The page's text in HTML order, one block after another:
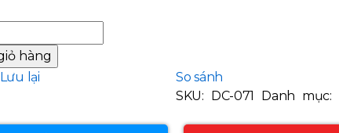
hàng
Lưu lại
So sánh
SKU: DC-071 Danh mục: